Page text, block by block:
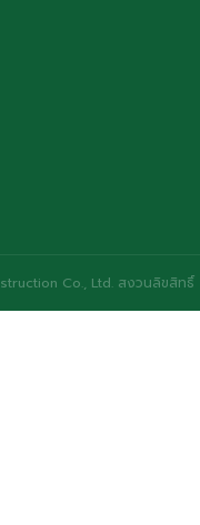
Co., Ltd. สงวนลิขสิทธิ์